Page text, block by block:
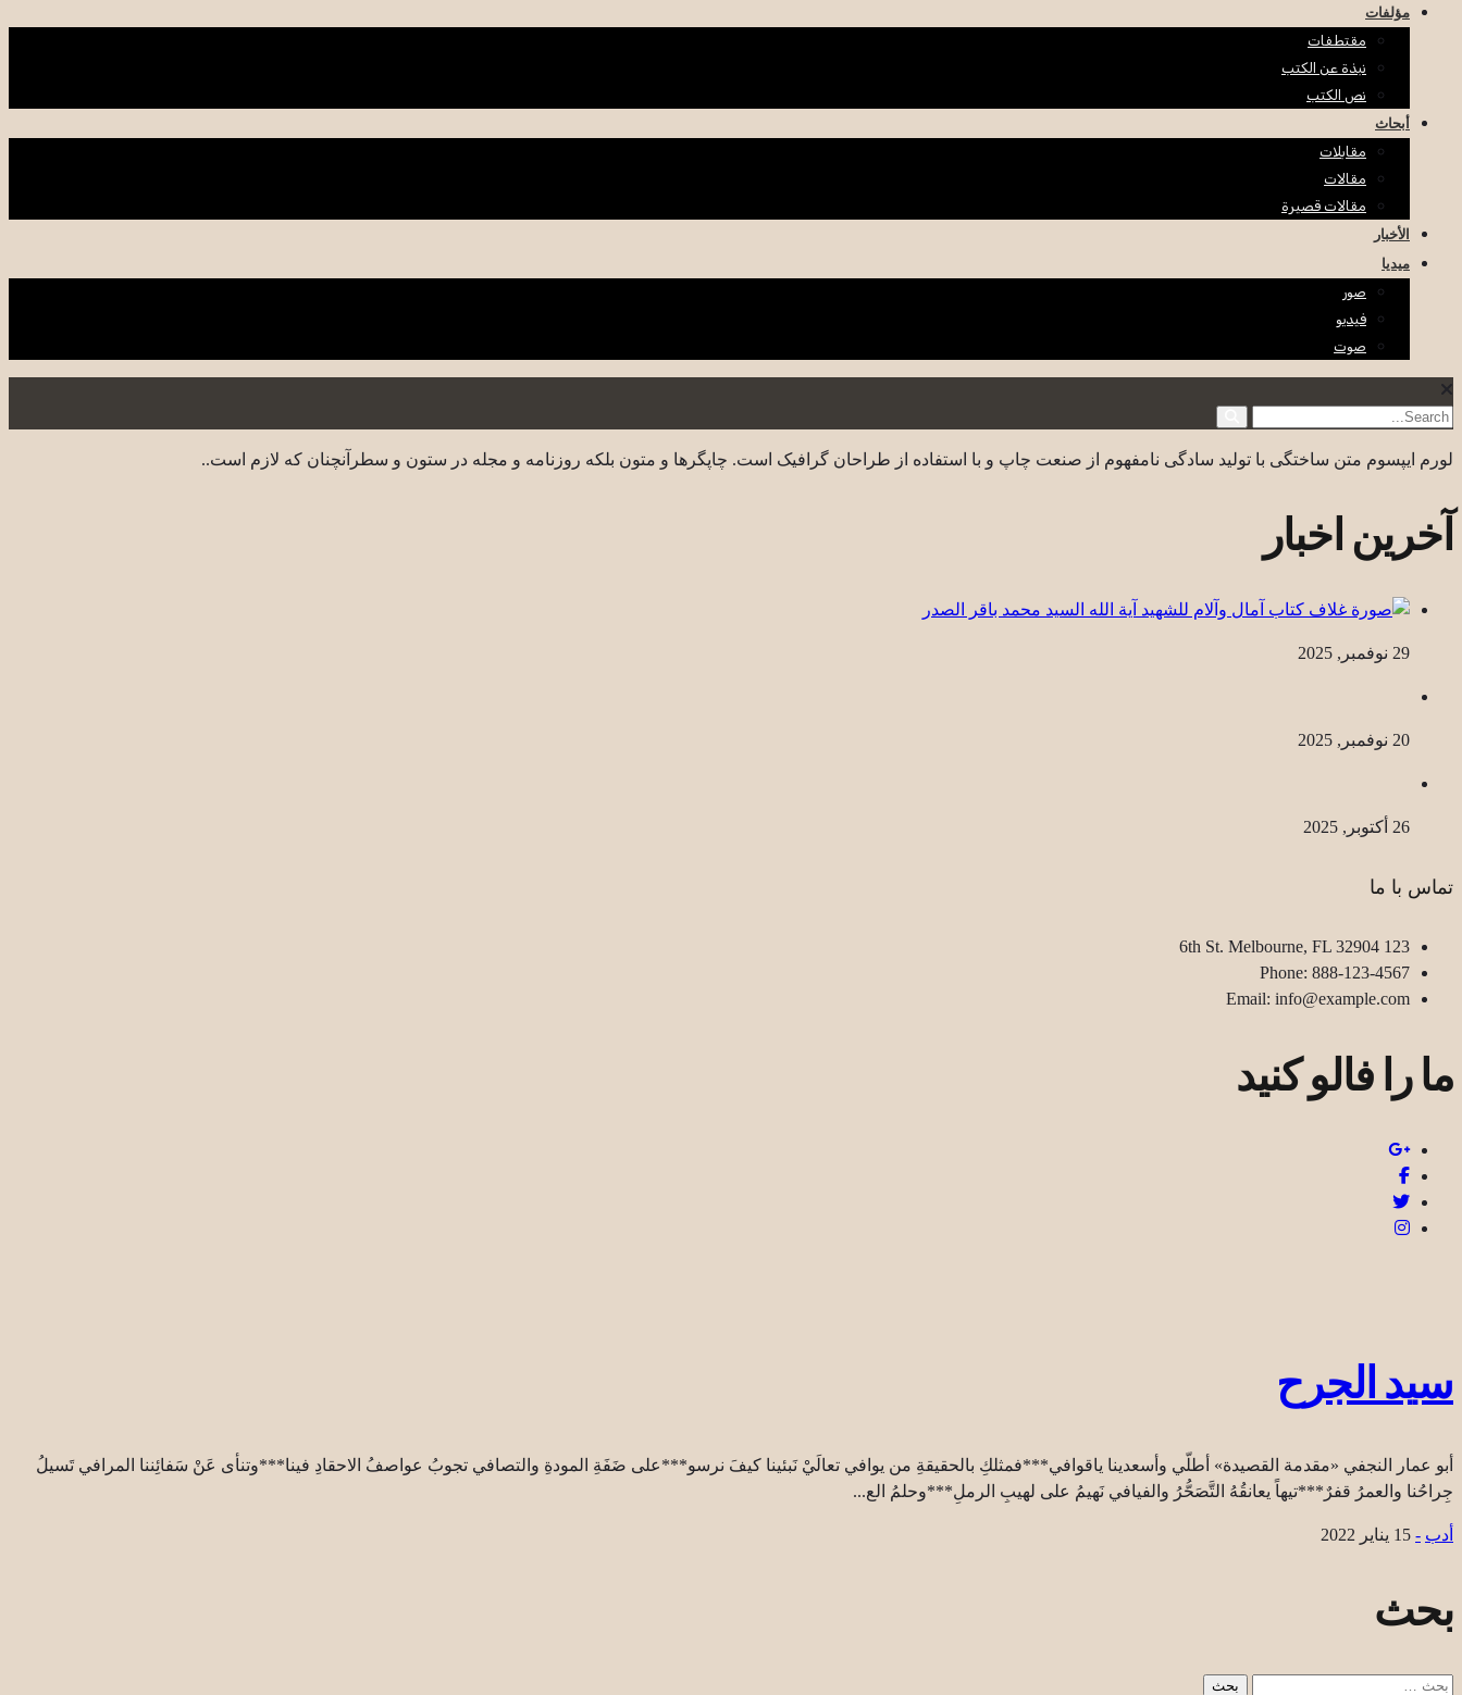
مؤلفات
مقتطفات
نبذة عن الكتب
نص الكتب
أبحاث
مقابلات
مقالات
مقالات قصيرة
الأخبار
ميديا
صور
فيديو
صوت
لورم ایپسوم متن ساختگی با تولید سادگی نامفهوم از صنعت چاپ و با استفاده از طراحان گرافیک است. چاپگرها و متون بلکه روزنامه و مجله در ستون و سطرآنچنان که لازم است..
آخرین اخبار
29 نوفمبر, 2025
20 نوفمبر, 2025
26 أكتوبر, 2025
تماس با ما
123 6th St. Melbourne, FL 32904
Phone: 888-123-4567
Email: info@example.com
ما را فالو کنید
سيد الجرح
أبو عمار النجفي «مقدمة القصيدة» أطلّي وأسعدينا ياقوافي***فمثلكِ بالحقيقةِ من يوافي تعالَيْ نَبئينا كيفَ نرسو***على ضَفَةِ المودةِ والتصافي تجوبُ عواصفُ الاحقادِ فينا***وتنأى عَنْ سَفائِننا المرافي تَسيلُ
جِراحُنا والعمرُ قفرٌ***تيهاً يعانقُهُ التَّصَحُّرُ والفيافي نَهيمُ على لهيبِ الرملِ***وحلمُ الع...
أدب - 15 يناير 2022
بحث
البحث